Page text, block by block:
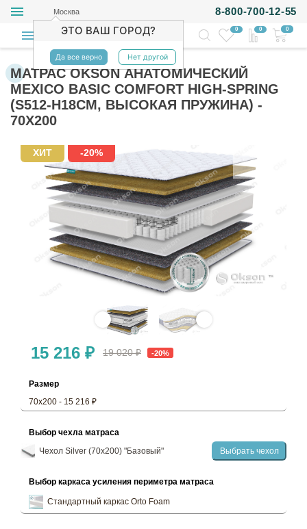
Москва
ЭТО ВАШ ГОРОД?
Да все верно Нет другой
8-800-700-12-55
0 0 0
МАТРАС OKSON АНАТОМИЧЕСКИЙ
MEXICO BASIC COMFORT HIGH-SPRING
(S512-H18СМ, ВЫСОКАЯ ПРУЖИНА) -
70Х200
ХИТ -20%
Размер
70х200 - 15 216 ₽
15 216 ₽ 19 020 ₽ -20%
Выбор чехла матраса
Чехол Silver (70х200) "Базовый"
Выбрать чехол
Выбор каркаса усиления периметра матраса
Стандартный каркас Orto Foam